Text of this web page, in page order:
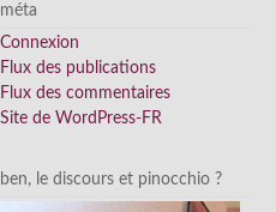
méta
Connexion
Flux des publications
Flux des commentaires
Site de WordPress-FR
ben, le discours et pinocchio ?